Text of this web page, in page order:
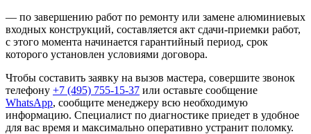
— по завершению работ по ремонту или замене алюминиевых
входных конструкций, составляется акт сдачи-приемки работ,
с этого момента начинается гарантийный период, срок
которого установлен условиями договора.
Чтобы составить заявку на вызов мастера, совершите звонок
телефону +7 (495) 755-15-37 или оставьте сообщение
WhatsApp, сообщите менеджеру всю необходимую
информацию. Специалист по диагностике приедет в удобное
для вас время и максимально оперативно устранит поломку.